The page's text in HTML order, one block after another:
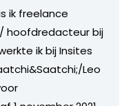
ik freelance
hoofdredacteur bij
ik bij Insites
Leo